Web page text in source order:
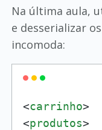
Na última aula,
e desserializar
incomoda:
<carrinho>
<produtos>